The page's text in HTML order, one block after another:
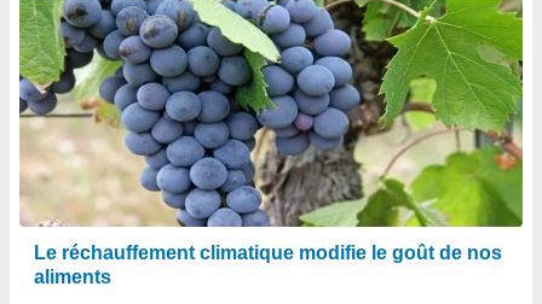
Le réchauffement climatique modifie le goût de nos
aliments